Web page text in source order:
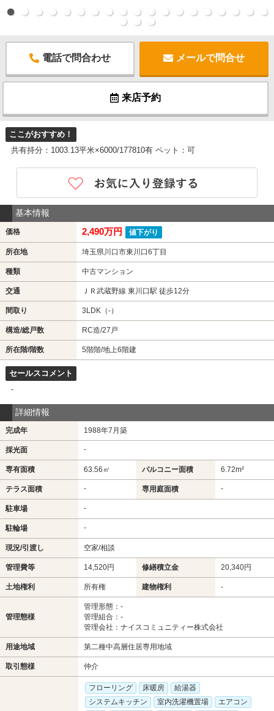
電話で問合わせ メールで問合せ
来店予約
ここがおすすめ！
共有持分：1003.13平米×6000/177810有 ペット：可
基本情報
価格 2,490万円 値下がり
所在地 埼玉県川口市東川口6丁目
種類 中古マンション
交通 ＪＲ武蔵野線 東川口駅 徒歩12分
間取り 3LDK（-）
構造/総戸数 RC造/27戸
所在階/階数 5階階/地上6階建
セールスコメント
-
詳細情報
完成年 1988年7月築
採光面 -
専有面積 63.56㎡ バルコニー面積 6.72m²
テラス面積 - 専用庭面積 -
駐車場 -
駐輪場 -
現況/引渡し 空家/相談
管理費等 14,520円 修繕積立金 20,340円
土地権利 所有権 建物権利 -
管理態様
管理形態：-
管理組合：-
管理会社：ナイスコミュニティー株式会社
用途地域 第二種中高層住居専用地域
取引態様 仲介
フローリング 床暖房
給湯器
システムキッチン
室内洗濯機置場
エアコン